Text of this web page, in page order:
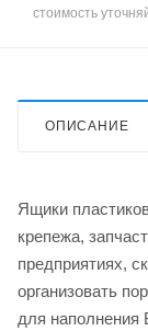
стоимость
ОПИСАНИЕ
Ящики
крепежа,
предприятиях,
организовать
для наполнения